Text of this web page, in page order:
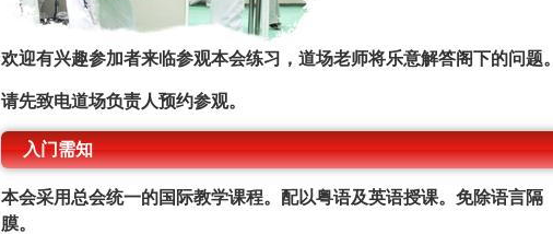
欢迎有兴趣参加者来临参观本会练习，道场老师将乐意解答阁下的问题。
请先致电道场负责人预约参观。
入门需知
本会采用总会统一的国际教学课程。配以粤语及英语授课。免除语言隔
膜。